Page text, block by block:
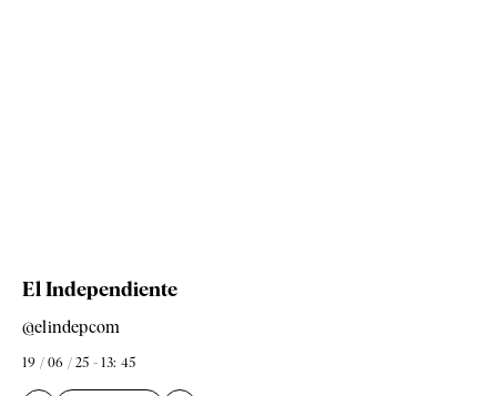
El Independiente
@elindepcom
19 / 06 / 25 - 13: 45